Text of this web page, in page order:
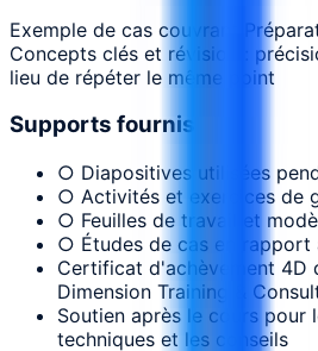
Exemple de cas couvrant
Concepts clés et révision :
lieu de répéter le même point
Supports fournis
○ Diapositives utilisées
○ Activités et exercices de
○ Feuilles de travail et
○ Études de cas en rapport
Certificat d'achèvement 4D
Dimension Training &
Soutien après le cours pour
techniques et les conseils